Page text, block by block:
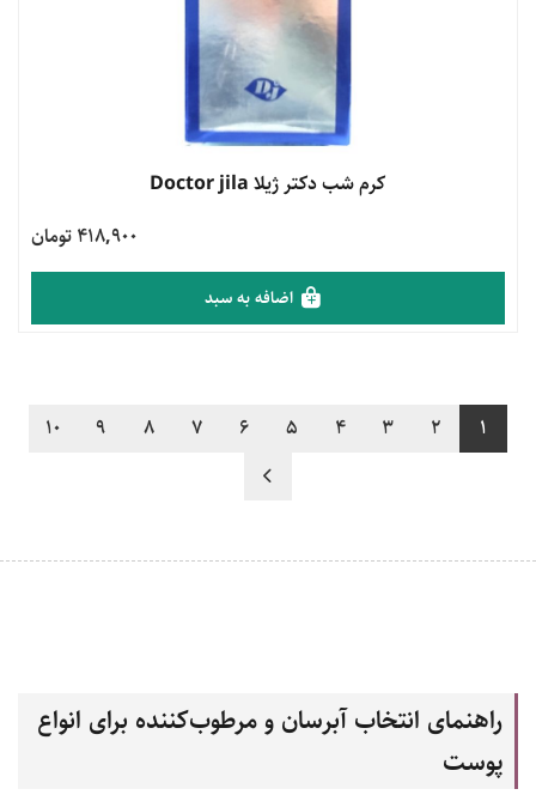
کرم شب دکتر ژیلا Doctor jila
418,900 تومان
اضافه به سبد
1
2
3
4
5
6
7
8
9
10
راهنمای انتخاب آبرسان و مرطوب‌کننده برای انواع
پوست